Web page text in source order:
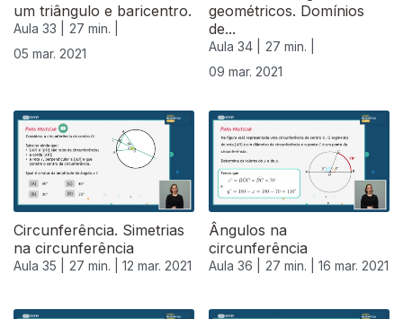
um triângulo e baricentro.
Aula 33 |
27 min. |
05 mar. 2021
geométricos. Domínios
de...
Aula 34 |
27 min. |
09 mar. 2021
Circunferência. Simetrias
na circunferência
Aula 35 | 27 min. | 12 mar. 2021
Ângulos na
circunferência
Aula 36 | 27 min. | 16 mar. 2021
531113